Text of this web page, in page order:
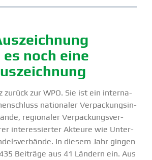
noch eine
zurück zur WPO. Sie ist ein inter­na­
natio­naler Verpa­ckungs­in­
regio­naler Verpa­ckungs­ver­
inter­es­sierter Akteure wie Unter­
In diesem Jahr gingen
Beiträge aus 41 Ländern ein. Aus